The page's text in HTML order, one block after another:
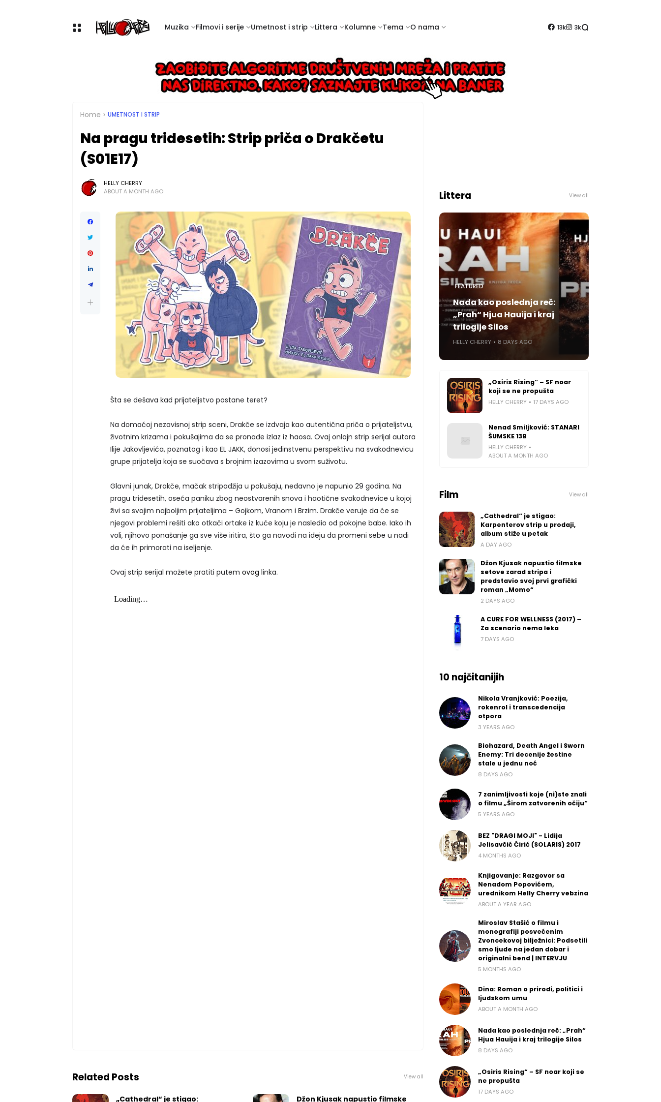
Muzika Filmovi i serije Umetnost i strip Littera Kolumne Tema O nama 13k 3k
Home UMETNOST I STRIP
Na pragu tridesetih: Strip priča o Drakčetu
(S01E17)
HELLY CHERRY
ABOUT A MONTH AGO
Šta se dešava kad prijateljstvo postane teret?
Na domaćoj nezavisnoj strip sceni, Drakče se izdvaja kao autentična priča o prijateljstvu,
životnim krizama i pokušajima da se pronađe izlaz iz haosa. Ovaj onlajn strip serijal autora
Ilije Jakovljevića, poznatog i kao EL JAKK, donosi jedinstvenu perspektivu na svakodnevicu
grupe prijatelja koja se suočava s brojnim izazovima u svom suživotu.
Glavni junak, Drakče, mačak stripadžija u pokušaju, nedavno je napunio 29 godina. Na
pragu tridesetih, oseća paniku zbog neostvarenih snova i haotične svakodnevice u kojoj
živi sa svojim najboljim prijateljima – Gojkom, Vranom i Brzim. Drakče veruje da će se
njegovi problemi rešiti ako otkači ortake iz kuće koju je nasledio od pokojne babe. Iako ih
voli, njihovo ponašanje ga sve više iritira, što ga navodi na ideju da promeni sebe u nadi
da će ih primorati na iseljenje.
Ovaj strip serijal možete pratiti putem ovog linka.
Related Posts View all
„Cathedral“ je stigao: Džon Kjusak napustio filmske
Littera View all
FEATURED
Nada kao poslednja reč:
„Prah“ Hjua Hauija i kraj
trilogije Silos
HELLY CHERRY 8 DAYS AGO
„Osiris Rising“ – SF noar
koji se ne propušta
HELLY CHERRY 17 DAYS AGO
Nenad Smiljković: STANARI
ŠUMSKE 13B
HELLY CHERRY
ABOUT A MONTH AGO
Film View all
„Cathedral“ je stigao:
Karpenterov strip u prodaji,
album stiže u petak
A DAY AGO
Džon Kjusak napustio filmske
setove zarad stripa i
predstavio svoj prvi grafički
roman „Momo“
2 DAYS AGO
A CURE FOR WELLNESS (2017) –
Za scenario nema leka
7 DAYS AGO
10 najčitanijih
Nikola Vranjković: Poezija,
rokenrol i transcedencija
otpora
3 YEARS AGO
Biohazard, Death Angel i Sworn
Enemy: Tri decenije žestine
stale u jednu noć
8 DAYS AGO
7 zanimljivosti koje (ni)ste znali
o filmu „Širom zatvorenih očiju“
5 YEARS AGO
BEZ "DRAGI MOJI" - Lidija
Jelisavčić Ćirić (SOLARIS) 2017
4 MONTHS AGO
Knjigovanje: Razgovor sa
Nenadom Popovićem,
urednikom Helly Cherry vebzina
ABOUT A YEAR AGO
Miroslav Stašić o filmu i
monografiji posvećenim
Zvoncekovoj bilježnici: Podsetili
smo ljude na jedan dobar i
originalni bend | INTERVJU
5 MONTHS AGO
Dina: Roman o prirodi, politici i
ljudskom umu
ABOUT A MONTH AGO
Nada kao poslednja reč: „Prah“
Hjua Hauija i kraj trilogije Silos
8 DAYS AGO
„Osiris Rising“ – SF noar koji se
ne propušta
17 DAYS AGO